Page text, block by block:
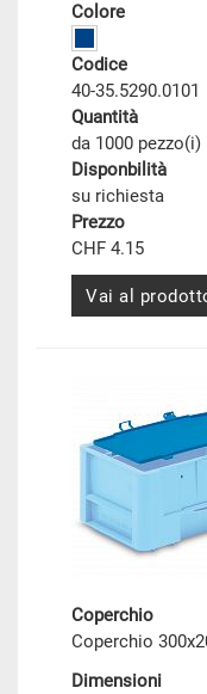
Colore
Codice
40-35.5290.0101
Quantità
da 1000 pezzo(i)
Disponbilità
su richiesta
Prezzo
CHF 4.15
Vai al
Coperchio
Coperchio
Dimensioni